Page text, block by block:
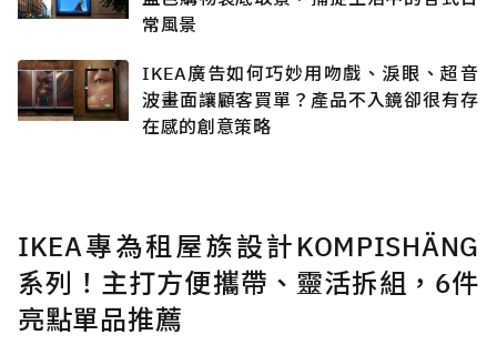
常風景
IKEA廣告如何巧妙用吻戲、淚眼、超音
波畫面讓顧客買單？產品不入鏡卻很有存
在感的創意策略
IKEA專為租屋族設計KOMPISHÄNG
系列！主打方便攜帶、靈活拆組，6件
亮點單品推薦